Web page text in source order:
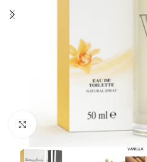
Click to enlarge